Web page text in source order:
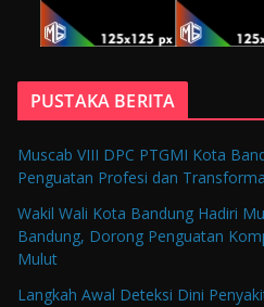
PUSTAKA BERITA
Muscab VIII DPC PTGMI Kota
Penguatan Profesi dan
Wakil Wali Kota Bandung Hadiri
Bandung, Dorong Penguatan
Mulut
Langkah Awal Deteksi Dini